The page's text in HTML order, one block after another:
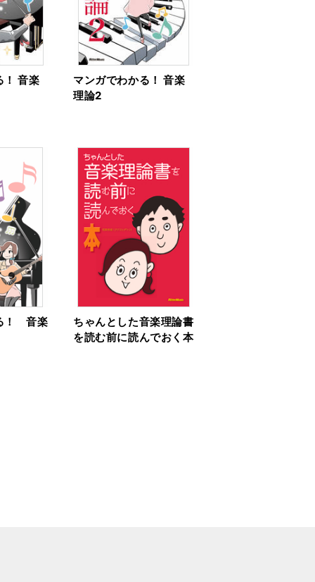
！ 音楽
マンガでわかる！ 音楽
理論2
！ 音楽
ちゃんとした音楽理論書
を読む前に読んでおく本